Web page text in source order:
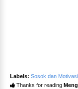
Labels: Sosok dan Motivasi
Thanks for reading